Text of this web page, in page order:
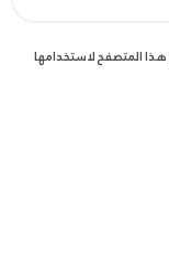
المتصفح لاستخدامها